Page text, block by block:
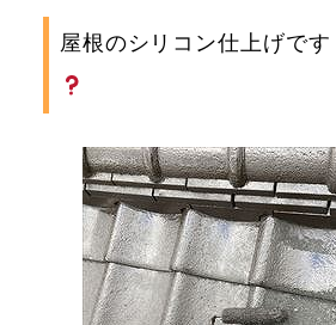
屋根のシリコン仕上げで